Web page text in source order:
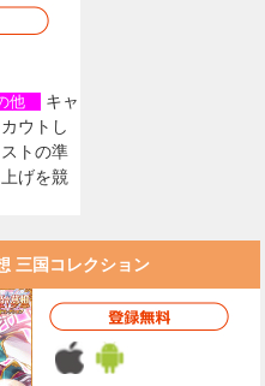
他
キャ
ウトし
トの準
げを競
三国コレクション